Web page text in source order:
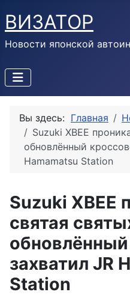
ВИЗАТОР
Новости японской
Вы здесь: Главная
Suzuki XBEE
обновлённый
Hamamatsu Station
Suzuki XBEE
святая
захватил JR
Station